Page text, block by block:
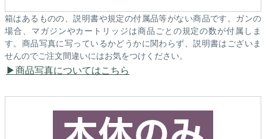
箱はあるものの、説明書や規定の付属品等がない商品です。ガンの
場合、マガジンやカートリッジは商品ごとの規定の数が付属しま
す。商品写真に写っているかどうかに関わらず、説明書はございま
せんのでご注文間違いにはお気をつけください。
商品写真についてはこちら